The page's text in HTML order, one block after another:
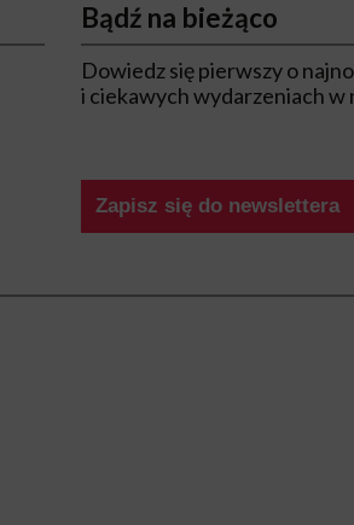
Bądź na bieżąco
Dowiedz się pierwszy o
i ciekawych wydarzeniach w
Zapisz się do newslettera